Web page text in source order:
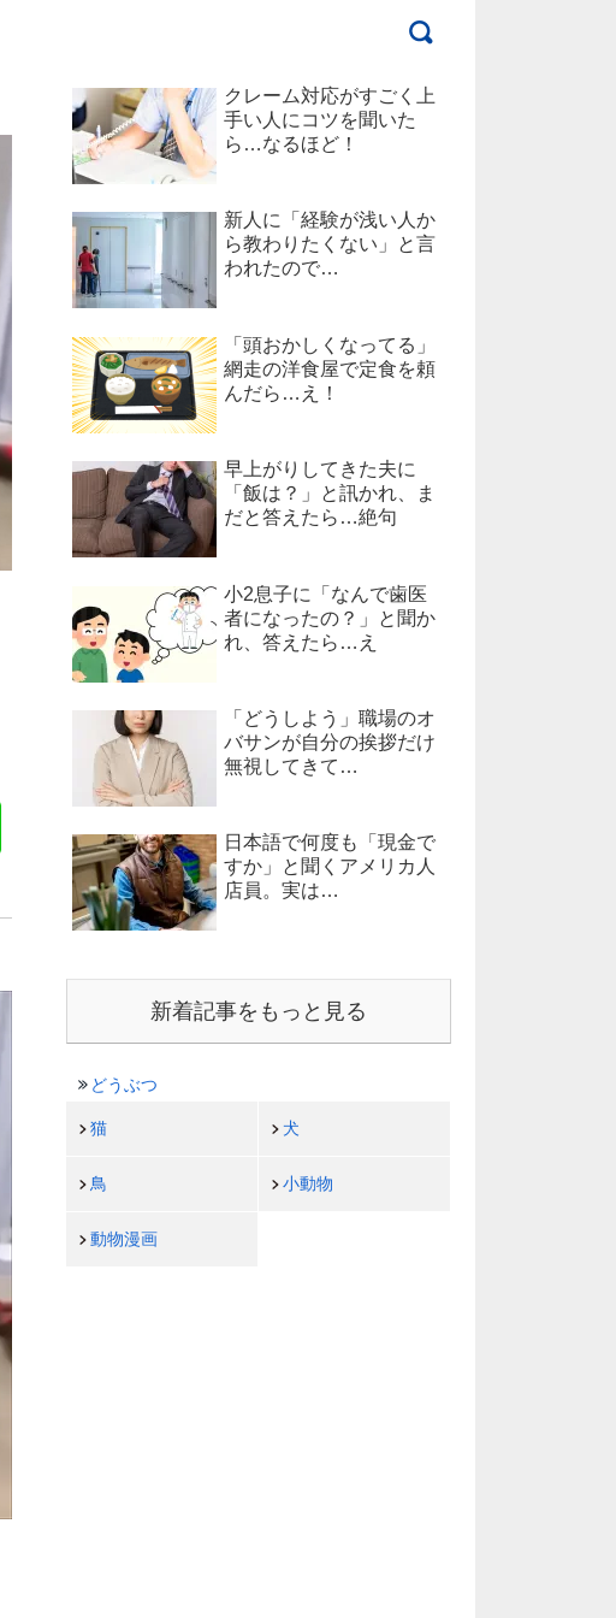
クレーム対応がすごく上
手い人にコツを聞いた
ら…なるほど！
新人に「経験が浅い人か
ら教わりたくない」と言
われたので…
「頭おかしくなってる」
網走の洋食屋で定食を頼
んだら…え！
早上がりしてきた夫に
「飯は？」と訊かれ、ま
だと答えたら…絶句
小2息子に「なんで歯医
者になったの？」と聞か
れ、答えたら…え
「どうしよう」職場のオ
バサンが自分の挨拶だけ
無視してきて…
日本語で何度も「現金で
すか」と聞くアメリカ人
店員。実は…
新着記事をもっと見る
どうぶつ
猫 犬
鳥 小動物
動物漫画